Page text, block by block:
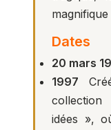
Dates
20 mars
1997
idées »,